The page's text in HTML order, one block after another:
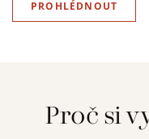
PROHLÉDNOUT
Proč si